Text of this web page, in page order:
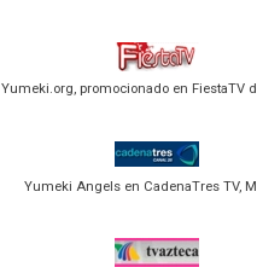
Yumeki.org, promocionado en FiestaTV
Yumeki Angels en CadenaTres TV,